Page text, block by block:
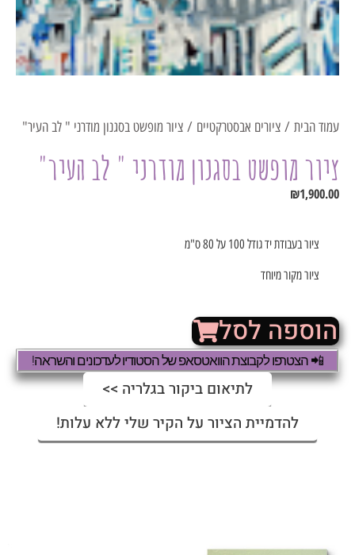
עמוד הבית / ציורים אבסטרקטיים / ציור מופשט בסגנון מודרני " לב העיר"
ציור מופשט בסגנון מודרני " לב העיר"
₪1,900.00
ציור בעבודת יד גודל 100 על 80 ס"מ
ציור מקור מיוחד
הוספה לסל
📲 הצטרפו לקבוצת הוואטסאפ של הסטודיו לעדכונים והשראה!
לתיאום ביקור בגלריה >>
להדמיית הציור על הקיר שלי ללא עלות!